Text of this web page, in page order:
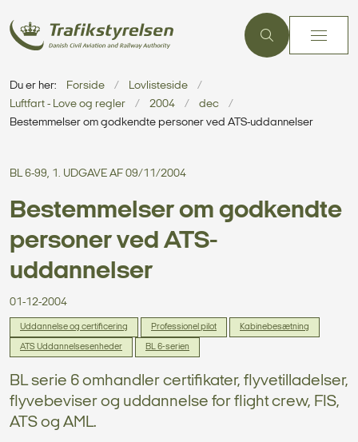
Du er her: Forside
Lovlisteside
Luftfart - Love og regler
2004
dec
Bestemmelser om godkendte personer ved ATS-uddannelser
BL 6-99, 1. UDGAVE AF 09/11/2004
Bestemmelser om godkendte
personer ved ATS-
uddannelser
01-12-2004
Uddannelse og certificering Professionel pilot Kabinebesætning
ATS Uddannelsesenheder BL 6-serien
BL serie 6 omhandler certifikater, flyvetilladelser,
flyvebeviser og uddannelse for flight crew, FIS,
ATS og AML.